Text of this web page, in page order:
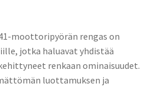
moottoripyörän rengas on
jotka haluavat yhdistää
renkaan ominaisuudet.
luottamuksen ja